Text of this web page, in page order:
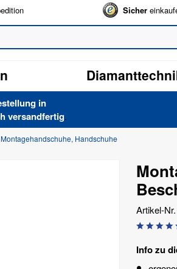
Sicher
in
versand­fertig.
Montagehandschuhe, Handschuhe
Artikel-Nr.
Info zu